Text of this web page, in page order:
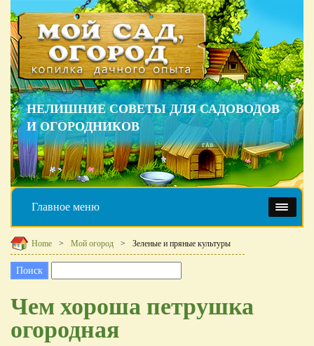
НЕЛИШНИЕ СОВЕТЫ ДЛЯ САДОВОДОВ
И ОГОРОДНИКОВ
Главное меню
Home Мой огород Зеленые и пряные культуры
Чем хороша петрушка
огородная